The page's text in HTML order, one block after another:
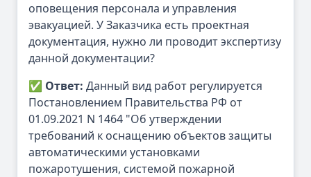
оповещения персонала и управления
эвакуацией. У Заказчика есть проектная
документация, нужно ли проводит экспертизу
данной документации?
✅ Ответ: Данный вид работ регулируется
Постановлением Правительства РФ от
01.09.2021 N 1464 "Об утверждении
требований к оснащению объектов защиты
автоматическими установками
пожаротушения, системой пожарной